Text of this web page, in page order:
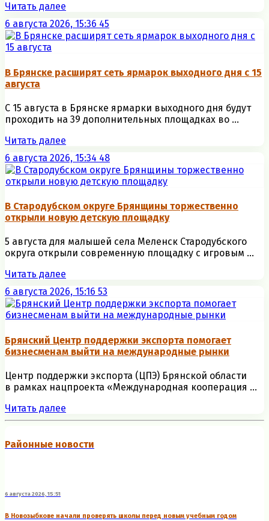
Читать далее
6 августа 2026, 15:36 45
В Брянске расширят сеть ярмарок выходного дня с 15
августа
С 15 августа в Брянске ярмарки выходного дня будут
проходить на 39 дополнительных площадках во ...
Читать далее
6 августа 2026, 15:34 48
В Стародубском округе Брянщины торжественно
открыли новую детскую площадку
5 августа для малышей села Меленск Стародубского
округа открыли современную площадку с игровым ...
Читать далее
6 августа 2026, 15:16 53
Брянский Центр поддержки экспорта помогает
бизнесменам выйти на международные рынки
Центр поддержки экспорта (ЦПЭ) Брянской области
в рамках нацпроекта «Международная кооперация ...
Читать далее
Районные новости
6 августа 2026, 15:51
В Новозыбкове начали проверять школы перед новым учебным годом